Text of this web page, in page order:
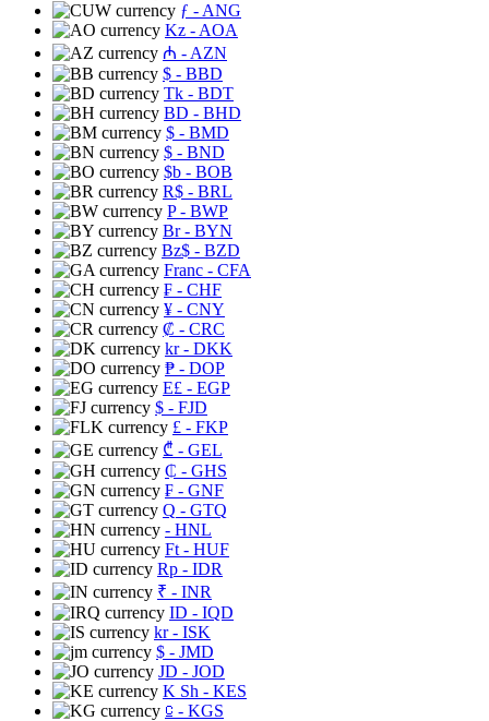
ƒ - ANG
Kz - AOA
₼ - AZN
$ - BBD
Tk - BDT
BD - BHD
$ - BMD
$ - BND
$b - BOB
R$ - BRL
P- BWP
Br- BYN
Bz$ - BZD
Franc - CFA
₣ - CHF
¥ - CNY
₡ - CRC
kr- DKK
₱ - DOP
E£ - EGP
$ - FJD
£ - FKP
₾ - GEL
₵ - GHS
₣ - GNF
Q - GTQ
- HNL
Ft - HUF
Rp - IDR
₹ - INR
ID - IQD
kr- ISK
$ - JMD
JD - JOD
K Sh - KES
⃀ - KGS